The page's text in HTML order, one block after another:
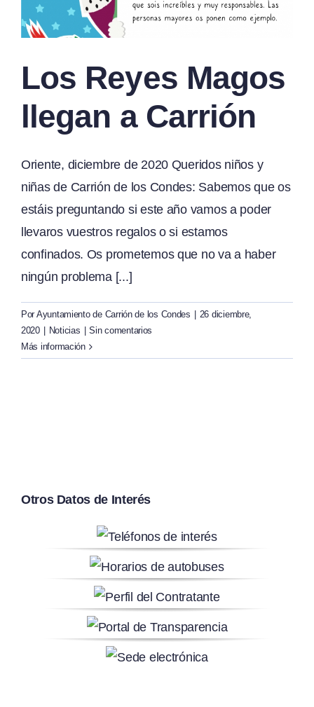
Los Reyes Magos
llegan a Carrión
Oriente, diciembre de 2020 Queridos niños y
niñas de Carrión de los Condes: Sabemos que os
estáis preguntando si este año vamos a poder
llevaros vuestros regalos o si estamos
confinados. Os prometemos que no va a haber
ningún problema [...]
Por Ayuntamiento de Carrión de los Condes
26 diciembre,
2020
Noticias
Sin comentarios
Más información
Otros Datos de Interés